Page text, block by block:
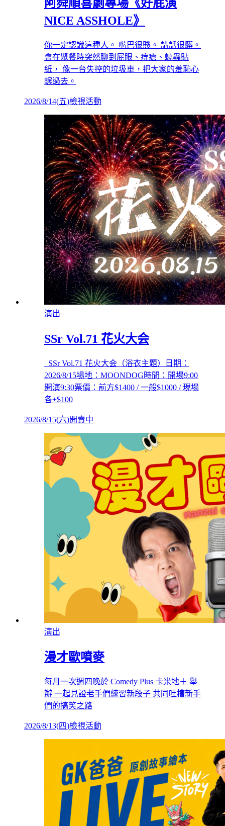
阿舜順喜劇專場《好屁演
NICE ASSHOLE》
你一定認識這種人。 嘴巴很賤。 講話很髒。
會在聚餐時突然聊到屁眼、痔瘡、蟯蟲貼
紙， 像一台失控的垃圾車，把大家的羞恥心
輾過去。
2026/8/14(五)檢視活動
演出
SSr Vol.71 花火大会
SSr Vol.71 花火大会（浴衣主題）日期：
2026/8/15場地：MOONDOG時間：開場9:00
開演9:30票價：前方$1400 / 一般$1000 / 現場
各+$100
2026/8/15(六)開賣中
演出
漫才歐噴麥
每月一次週四晚於 Comedy Plus 卡米地＋ 舉
辦 一起見證老手們練習新段子 共同吐槽新手
們的搞笑之路
2026/8/13(四)檢視活動